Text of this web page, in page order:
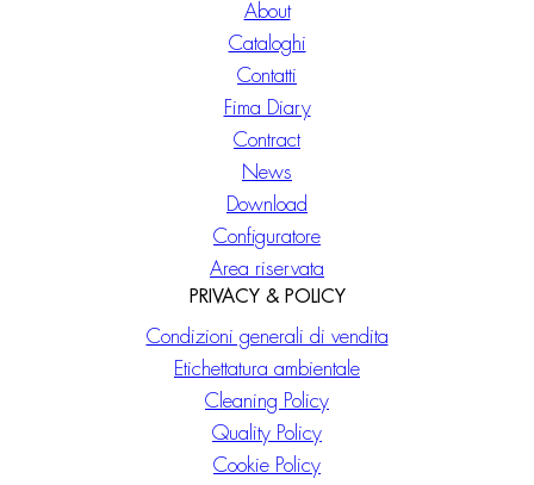
About
Cataloghi
Contatti
Fima Diary
Contract
News
Download
Configuratore
Area riservata
PRIVACY & POLICY
Condizioni generali di vendita
Etichettatura ambientale
Cleaning Policy
Quality Policy
Cookie Policy